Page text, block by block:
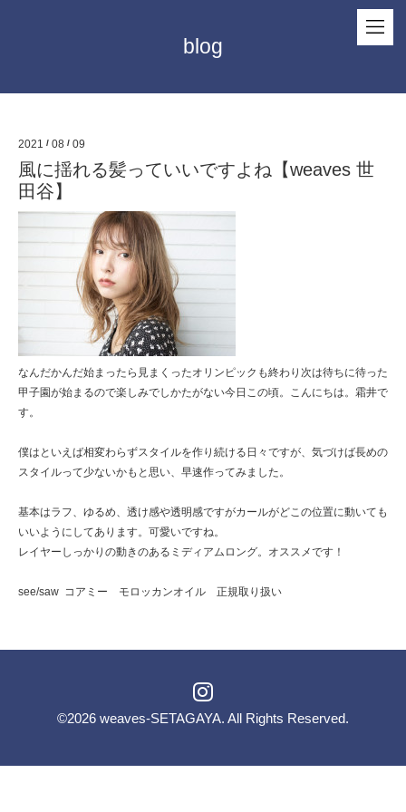
blog
2021 / 08 / 09
風に揺れる髪っていいですよね【weaves 世
田谷】
なんだかんだ始まったら見まくったオリンピックも終わり次は待ちに待った
甲子園が始まるので楽しみでしかたがない今日この頃。こんにちは。霜井で
す。
僕はといえば相変わらずスタイルを作り続ける日々ですが、気づけば長めの
スタイルって少ないかもと思い、早速作ってみました。
基本はラフ、ゆるめ、透け感や透明感ですがカールがどこの位置に動いても
いいようにしてあります。可愛いですね。
レイヤーしっかりの動きのあるミディアムロング。オススメです！
see/saw コアミー モロッカンオイル 正規取り扱い
©2026 weaves-SETAGAYA. All Rights Reserved.